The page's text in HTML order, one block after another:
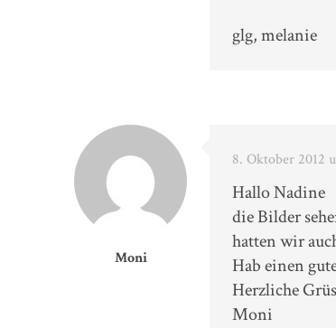
glg, melanie
Moni
8. Oktober 2012
Hallo Nadine
die Bilder
hatten wir
Hab einen
Herzliche
Moni